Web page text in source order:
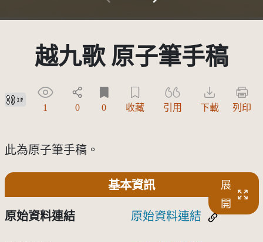
越九歌 原子筆手稿
創用CC姓名標示 3.0 台灣及其後版本(CC BY 3.0 TW +)
1 0 0 收藏 引用 下載 列印
此為原子筆手稿。
基本資訊
展
開
原始資料連結 原始資料連結